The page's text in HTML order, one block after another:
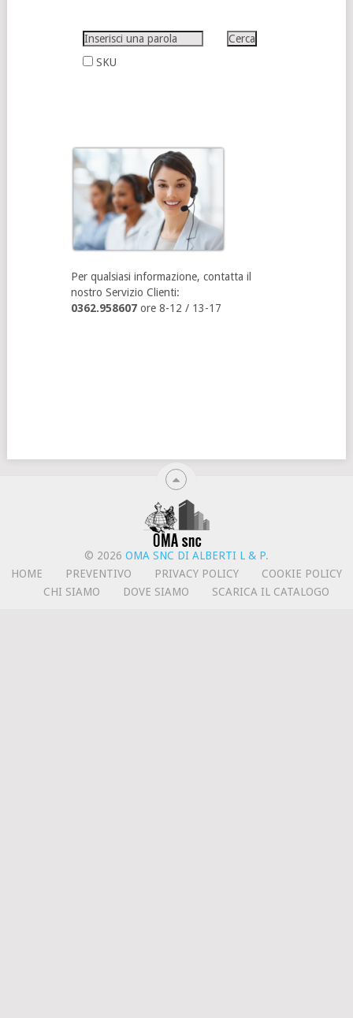
SKU
Per qualsiasi informazione, contatta il
nostro Servizio Clienti:
0362.958607ore 8-12 / 13-17
© 2026 OMA SNC DI ALBERTI L & P.
HOME
PREVENTIVO PRIVACY POLICY
COOKIE POLICY
CHI SIAMO
DOVE SIAMO SCARICA IL CATALOGO